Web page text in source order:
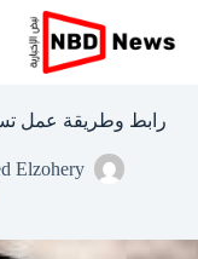
إلى
المحتوى
رابط وطريقة عمل
Elzohery